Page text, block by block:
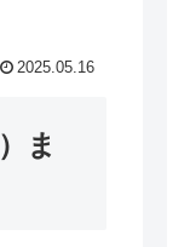
2025.05.16
ま